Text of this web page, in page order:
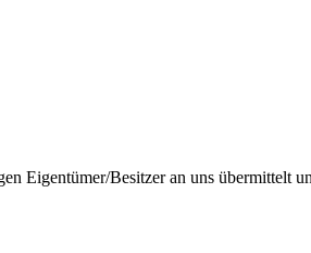
Eigentümer/Besitzer an uns übermittelt